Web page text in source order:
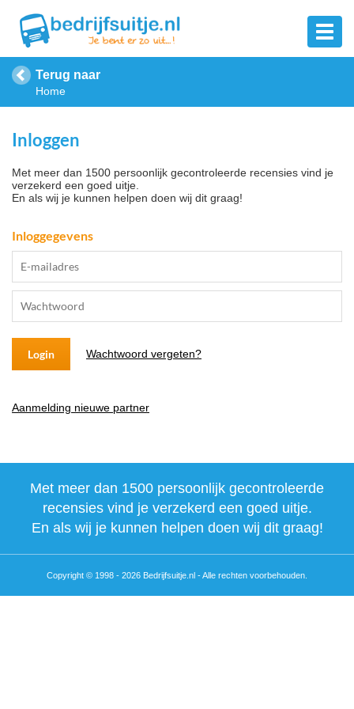
Terug naar
Home
Inloggen
Met meer dan 1500 persoonlijk gecontroleerde recensies vind je
verzekerd een goed uitje.
En als wij je kunnen helpen doen wij dit graag!
Inloggegevens
Wachtwoord vergeten?
Aanmelding nieuwe partner
Met meer dan 1500 persoonlijk gecontroleerde
recensies vind je verzekerd een goed uitje.
En als wij je kunnen helpen doen wij dit graag!
Copyright © 1998 - 2026 Bedrijfsuitje.nl - Alle rechten voorbehouden.